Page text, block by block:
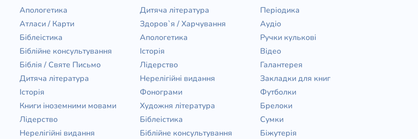
Апологетика
Атласи / Карти
Біблеістика
Біблійне консультування
Біблія / Святе Письмо
Дитяча література
Історія
Книги іноземними мовами
Лідерство
Нерелігійні видання
Дитяча література
Здоров`я / Харчування
Апологетика
Історія
Лідерство
Нерелігійні видання
Фонограми
Художня література
Біблеістика
Біблійне консультування
Періодика
Аудіо
Ручки кулькові
Відео
Галантерея
Закладки для книг
Футболки
Брелоки
Сумки
Біжутерія